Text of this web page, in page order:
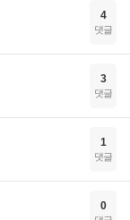
4
댓글
3
댓글
1
댓글
0